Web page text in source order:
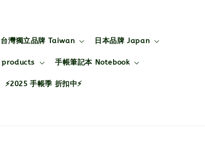
台灣獨立品牌 Taiwan 日本品牌 Japan
products 手帳筆記本 Notebook
⚡2025 手帳季 折扣中⚡